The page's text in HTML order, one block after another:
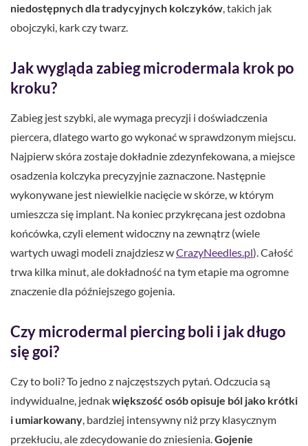
niedostępnych dla tradycyjnych kolczyków , takich jak
obojczyki, kark czy twarz.
Jak wygląda zabieg microdermala krok po
kroku?
Zabieg jest szybki, ale wymaga precyzji i doświadczenia
piercera, dlatego warto go wykonać w sprawdzonym miejscu.
Najpierw skóra zostaje dokładnie zdezynfekowana, a miejsce
osadzenia kolczyka precyzyjnie zaznaczone. Następnie
wykonywane jest niewielkie nacięcie w skórze, w którym
umieszcza się implant. Na koniec przykręcana jest ozdobna
końcówka, czyli element widoczny na zewnątrz (wiele
wartych uwagi modeli znajdziesz wCrazyNeedles.pl). Całość
trwa kilka minut, ale dokładność na tym etapie ma ogromne
znaczenie dla późniejszego gojenia.
Czy microdermal piercing boli i jak długo
się goi?
Czy to boli? To jedno z najczęstszych pytań. Odczucia są
indywidualne, jednakwiększość osób opisuje ból jako krótki
i umiarkowany , bardziej intensywny niż przy klasycznym
przekłuciu, ale zdecydowanie do zniesienia. Gojenie